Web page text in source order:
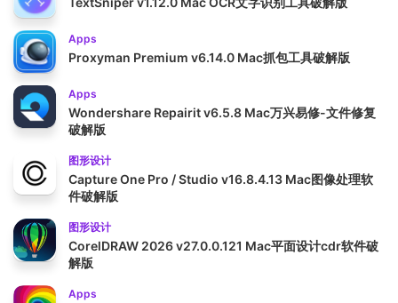
Apps
Proxyman Premium v6.14.0 Mac抓包工具破解版
Apps
Wondershare Repairit v6.5.8 Mac万兴易修-文件修复
破解版
图形设计
Capture One Pro / Studio v16.8.4.13 Mac图像处理软
件破解版
图形设计
CorelDRAW 2026 v27.0.0.121 Mac平面设计cdr软件破
解版
Apps